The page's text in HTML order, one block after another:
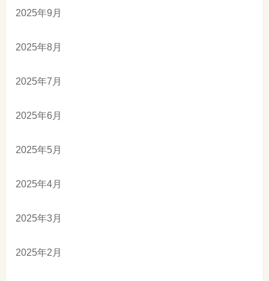
2025年9月
2025年8月
2025年7月
2025年6月
2025年5月
2025年4月
2025年3月
2025年2月